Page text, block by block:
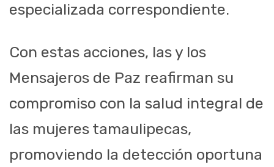
especializada correspondiente.
Con estas acciones, las y los
Mensajeros de Paz reafirman su
compromiso con la salud integral de
las mujeres tamaulipecas,
promoviendo la detección oportuna